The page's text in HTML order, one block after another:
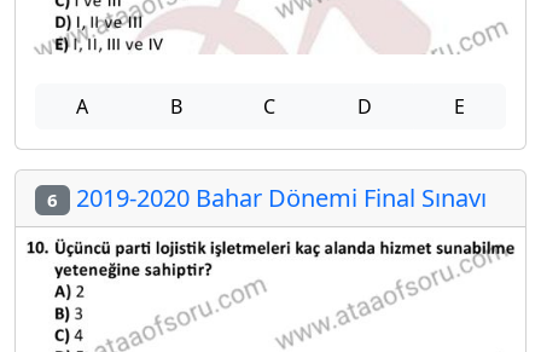
A B C D E
6 2019-2020 Bahar Dönemi Final Sınavı